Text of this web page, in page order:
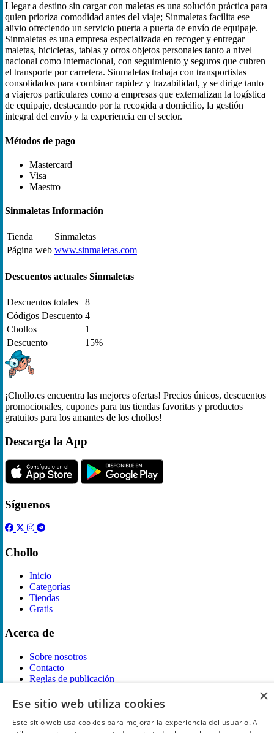
Llegar a destino sin cargar con maletas es una solución práctica para
quien prioriza comodidad antes del viaje; Sinmaletas facilita ese
alivio ofreciendo un servicio puerta a puerta de envío de equipaje.
Sinmaletas es una empresa especializada en recoger y entregar
maletas, bicicletas, tablas y otros objetos personales tanto a nivel
nacional como internacional, con seguimiento y seguros que cubren
el transporte por carretera. Sinmaletas trabaja con transportistas
consolidados para combinar rapidez y trazabilidad, y se dirige tanto
a viajeros particulares como a empresas que externalizan la logística
de equipaje, destacando por la recogida a domicilio, la gestión
integral del envío y la experiencia en el sector.
Métodos de pago
Mastercard
Visa
Maestro
Sinmaletas Información
Tienda
Sinmaletas
Página web www.sinmaletas.com
Descuentos actuales Sinmaletas
Descuentos totales
8
Códigos Descuento 4
Chollos
1
Descuento
15%
¡Chollo.es encuentra las mejores ofertas! Precios únicos, descuentos
promocionales, cupones para tus tiendas favoritas y productos
gratuitos para los amantes de los chollos!
Descarga la App
Síguenos
Chollo
Inicio
Categorías
Tiendas
Gratis
Acerca de
Sobre nosotros
Contacto
Reglas de publicación
Información legal
Privacidad
×
Ese sitio web utiliza cookies
Este sitio web usa cookies para mejorar la experiencia del usuario. Al